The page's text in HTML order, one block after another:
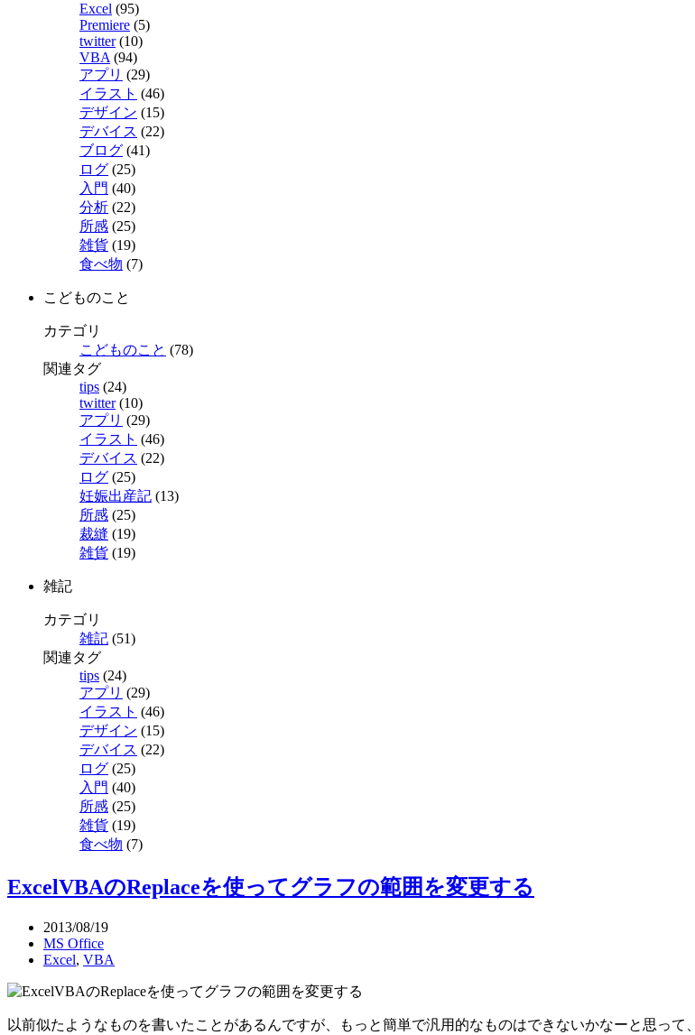
Excel (95)
Premiere (5)
twitter(10)
VBA (94)
アプリ (29)
イラスト (46)
デザイン (15)
デバイス (22)
ブログ (41)
ログ (25)
入門 (40)
分析 (22)
所感 (25)
雑貨 (19)
食べ物 (7)
こどものこと
カテゴリ
こどものこと (78)
関連タグ
tips (24)
twitter(10)
アプリ (29)
イラスト (46)
デバイス (22)
ログ (25)
妊娠出産記 (13)
所感 (25)
裁縫 (19)
雑貨 (19)
雑記
カテゴリ
雑記 (51)
関連タグ
tips (24)
アプリ (29)
イラスト (46)
デザイン (15)
デバイス (22)
ログ (25)
入門 (40)
所感 (25)
雑貨 (19)
食べ物 (7)
ExcelVBAのReplaceを使ってグラフの範囲を変更する
2013/08/19
MS Office
Excel, VBA
以前似たようなものを書いたことがあるんですが、もっと簡単で汎用的なものはできないかなーと思って